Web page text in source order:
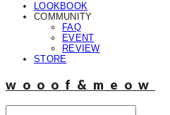
LOOKBOOK
COMMUNITY
FAQ
EVENT
REVIEW
STORE
wooof&meow